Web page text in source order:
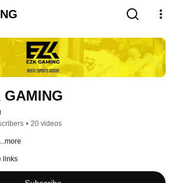
GAMING
• 20 videos
...more
links